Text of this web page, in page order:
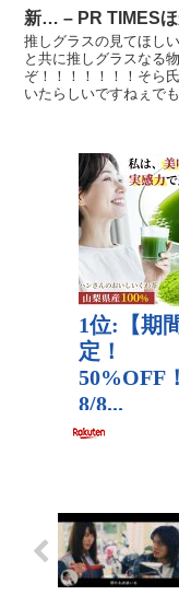
新… – PR TIMES
推しグラスの見てほし
と共に推しグラスなる
ぞ！！！！！！！そら
いたらしいですねぇで